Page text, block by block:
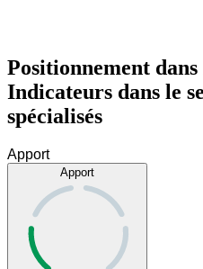
Positionnement
Indicateurs dans le
spécialisés
Apport